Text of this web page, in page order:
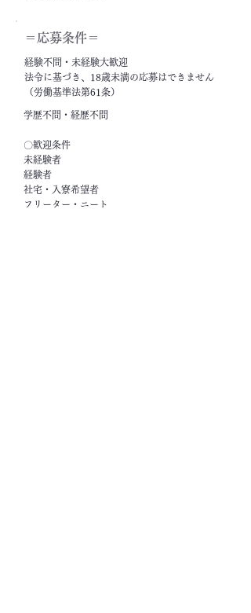
＝応募条件＝
経験不問・未経験大歓迎
法令に基づき、18歳未満の応募はできません
（労働基準法第61条）
学歴不問・経歴不問
〇歓迎条件
未経験者
経験者
社宅・入寮希望者
フリーター・ニート